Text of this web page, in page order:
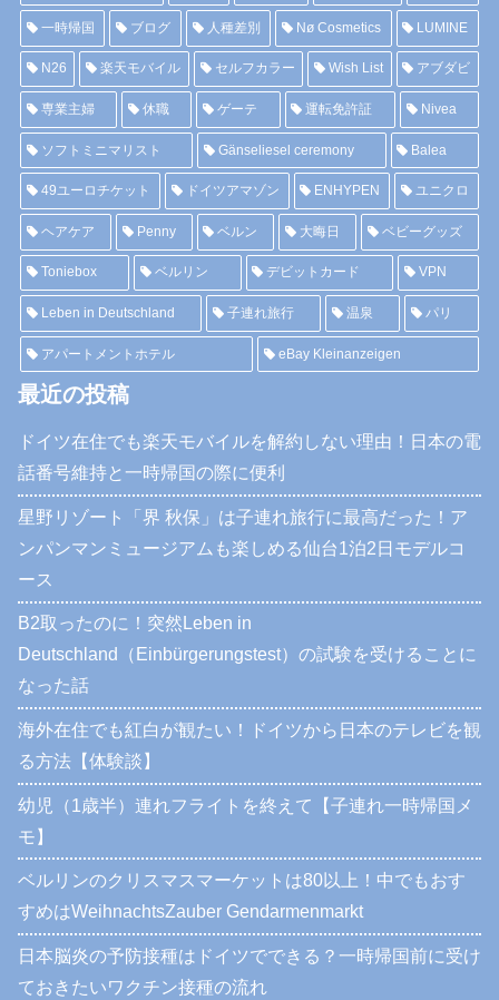
一時帰国 ブログ 人種差別 Nø Cosmetics LUMINE
N26 楽天モバイル セルフカラー Wish List アブダビ
専業主婦 休職 ゲーテ 運転免許証 Nivea
ソフトミニマリスト Gänseliesel ceremony Balea
49ユーロチケット ドイツアマゾン ENHYPEN ユニクロ
ヘアケア Penny ベルン 大晦日 ベビーグッズ
Toniebox ベルリン デビットカード VPN
Leben in Deutschland 子連れ旅行 温泉 パリ
アパートメントホテル eBay Kleinanzeigen
最近の投稿
ドイツ在住でも楽天モバイルを解約しない理由！日本の電
話番号維持と一時帰国の際に便利
星野リゾート「界 秋保」は子連れ旅行に最高だった！ア
ンパンマンミュージアムも楽しめる仙台1泊2日モデルコ
ース
B2取ったのに！突然Leben in
Deutschland（Einbürgerungstest）の試験を受けることに
なった話
海外在住でも紅白が観たい！ドイツから日本のテレビを観
る方法【体験談】
幼児（1歳半）連れフライトを終えて【子連れ一時帰国メ
モ】
ベルリンのクリスマスマーケットは80以上！中でもおす
すめはWeihnachtsZauber Gendarmenmarkt
日本脳炎の予防接種はドイツでできる？一時帰国前に受け
ておきたいワクチン接種の流れ